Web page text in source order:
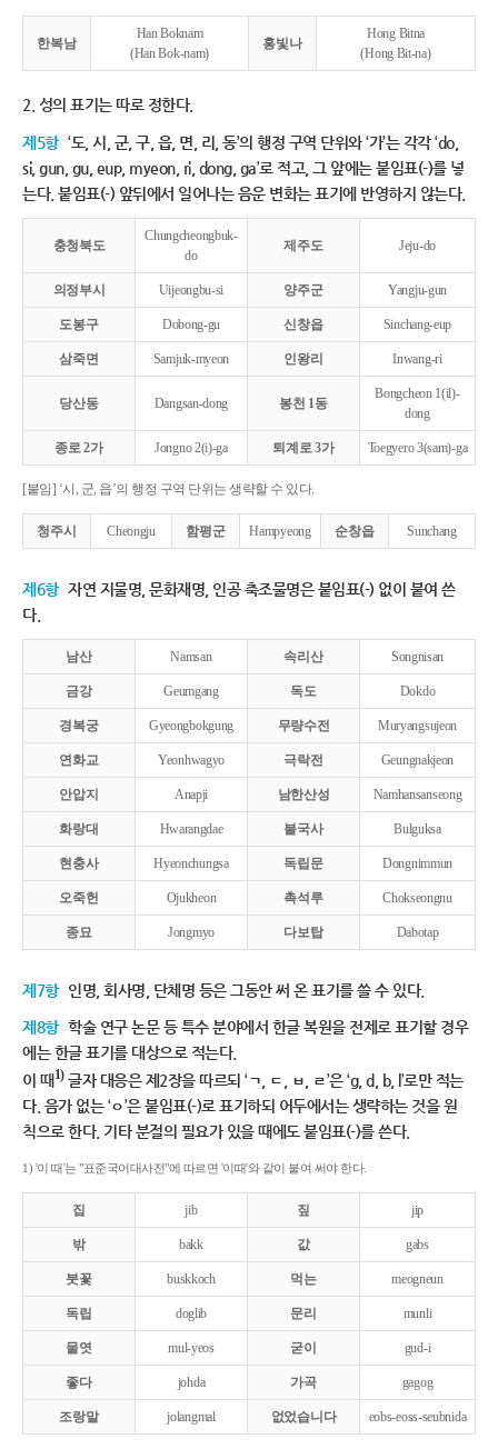
한복남
Han Boknam
(Han Bok-nam)
홍빛나
Hong Bitna
(Hong Bit-na)
2. 성의 표기는 따로 정한다.
제5항 ‘도, 시, 군, 구, 읍, 면, 리, 동’의 행정 구역 단위와 ‘가’는 각각 ‘do,
si, gun, gu, eup, myeon, ri, dong, ga’로 적고, 그 앞에는 붙임표(-)를 넣
는다. 붙임표(-) 앞뒤에서 일어나는 음운 변화는 표기에 반영하지 않는다.
충청북도
Chungcheongbuk-
do
제주도 Jeju-do
의정부시 Uijeongbu-si 양주군 Yangju-gun
도봉구 Dobong-gu 신창읍 Sinchang-eup
삼죽면 Samjuk-myeon 인왕리 Inwang-ri
당산동 Dangsan-dong 봉천 1동
Bongcheon 1(il)-
dong
종로 2가 Jongno 2(i)-ga 퇴계로 3가 Toegyero 3(sam)-ga
[붙임] ‘시, 군, 읍’의 행정 구역 단위는 생략할 수 있다.
청주시 Cheongju 함평군 Hampyeong 순창읍 Sunchang
제6항 자연 지물명, 문화재명, 인공 축조물명은 붙임표(-) 없이 붙여 쓴
다.
남산 Namsan 속리산 Songnisan
금강 Geumgang 독도 Dokdo
경복궁 Gyeongbokgung 무량수전 Muryangsujeon
연화교 Yeonhwagyo 극락전 Geungnakjeon
안압지 Anapji 남한산성 Namhansanseong
화랑대 Hwarangdae 불국사 Bulguksa
현충사 Hyeonchungsa 독립문 Dongnimmun
오죽헌 Ojukheon 촉석루 Chokseongnu
종묘 Jongmyo 다보탑 Dabotap
제7항 인명, 회사명, 단체명 등은 그동안 써 온 표기를 쓸 수 있다.
제8항 학술 연구 논문 등 특수 분야에서 한글 복원을 전제로 표기할 경우
에는 한글 표기를 대상으로 적는다.
이 때1)글자 대응은 제2장을 따르되 ‘ㄱ, ㄷ, ㅂ, ㄹ’은 ‘g, d, b, l’로만 적는
다. 음가 없는 ‘ㅇ’은 붙임표(-)로 표기하되 어두에서는 생략하는 것을 원
칙으로 한다. 기타 분절의 필요가 있을 때에도 붙임표(-)를 쓴다.
1) '이 때'는 "표준국어대사전"에 따르면 '이때'와 같이 붙여 써야 한다.
집 jib 짚 jip
밖 bakk 값 gabs
붓꽃 buskkoch 먹는 meogneun
독립 doglib 문리 munli
물엿 mul-yeos 굳이 gud-i
좋다 johda 가곡 gagog
조랑말 jolangmal 없었습니다 eobs-eoss-seubnida